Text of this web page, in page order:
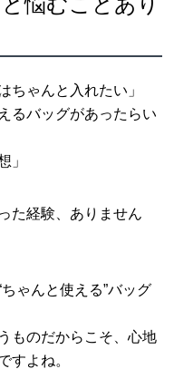
ちゃんと入れたい」
るバッグがあったらい
」
た経験、ありません
ゃんと使える”バッグ
ものだからこそ、心地
すよね。